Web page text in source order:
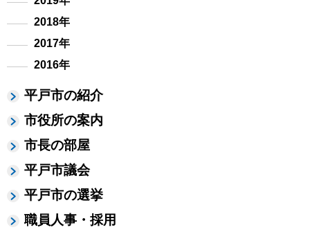
2018年
2017年
2016年
平戸市の紹介
市役所の案内
市長の部屋
平戸市議会
平戸市の選挙
職員人事・採用